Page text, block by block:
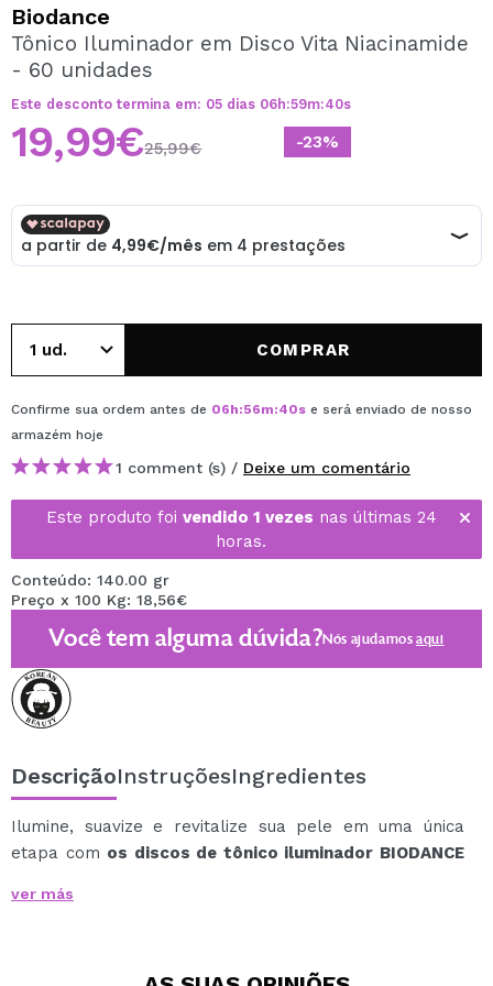
Ao criar uma conta no Maquibeauty.pt pode fazer as suas
compras rapidamente, verificar o estado das suas
Biodance
Tônico Iluminador em Disco Vita Niacinamide
- 60 unidades
Este desconto termina em: 05 dias 06h:59m:40s
-23%
19,99€25,99€
COMPRAR
Confirme sua ordem antes de 06h:56m:40s e será enviado de nosso
armazém hoje
1 comment (s) / Deixe um comentário
Este produto foi vendido 1 vezes nas últimas 24
horas.
Conteúdo: 140.00 gr
Preço x 100 Kg: 18,56€
Você tem alguma dúvida?Nós ajudamosaqui
DescriçãoInstruçõesIngredientes
Ilumine, suavize e revitalize sua pele em uma única
etapa com os discos de tônico iluminador BIODANCE
Este tratamento diário de tripla ação é formulado com
ver más